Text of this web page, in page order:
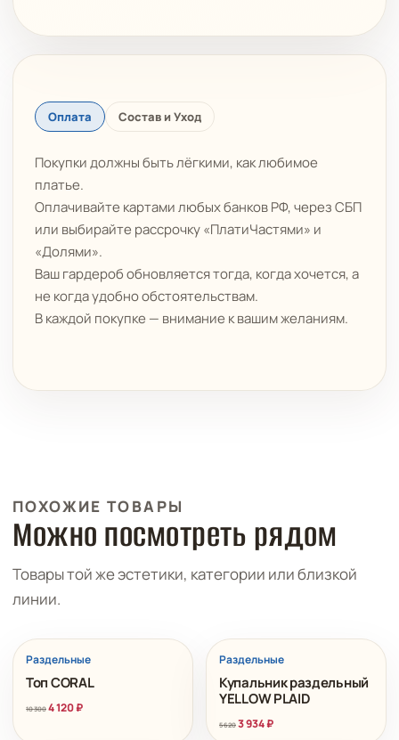
Оплата Состав и Уход
Покупки должны быть лёгкими, как любимое
платье.
Оплачивайте картами любых банков РФ, через СБП
или выбирайте рассрочку «ПлатиЧастями» и
«Долями».
Ваш гардероб обновляется тогда, когда хочется, а
не когда удобно обстоятельствам.
В каждой покупке — внимание к вашим желаниям.
ПОХОЖИЕ ТОВАРЫ
Можно посмотреть рядом
Товары той же эстетики, категории или близкой
линии.
Раздельные
Топ CORAL
10 300 4 120₽
Раздельные
Купальник раздельный
YELLOW PLAID
5 620 3 934₽